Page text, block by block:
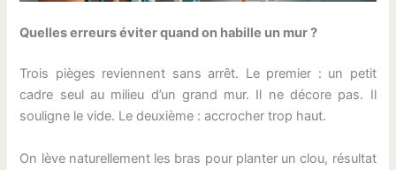
Quelles erreurs éviter quand on habille un mur ?
Trois pièges reviennent sans arrêt. Le premier : un petit
cadre seul au milieu d’un grand mur. Il ne décore pas. Il
souligne le vide. Le deuxième : accrocher trop haut.
On lève naturellement les bras pour planter un clou, résultat